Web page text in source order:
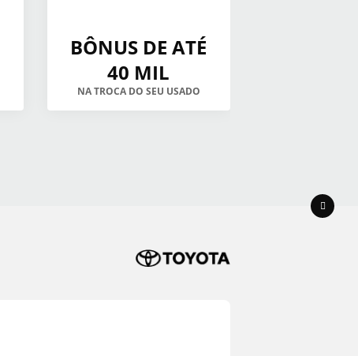
BÔNUS DE ATÉ
40 MIL
NA TROCA DO SEU USADO